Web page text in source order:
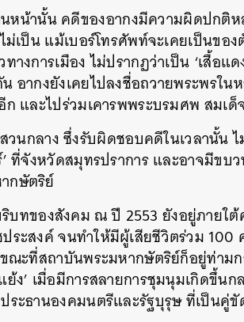
น้านั้น คดีของอากงมีความผิดปกติห
ม่เป็น แม้เบอร์โทรศัพท์จะเคยเป็นขอ
างการเมือง ไม่ปรากฏว่าเป็น ‘เสื้อแ
อากงยังเคยไปลงชื่อถวายพระพรใ
ก และไปร่วมเคารพพระบรมศพ สม
นกลาง ซึ่งรับผิดชอบคดีในเวลานั้น ไ
ที่จังหวัดสมุทรปราการ และอาจมีขบ
กษัตริย์
บทของสังคม ณ ปี 2553 ยังอยู่ภายใ
ระสงค์ จนทำให้มีผู้เสียชีวิตร่วม
ณะที่สถาบันพระมหากษัตริย์ก็อยู่ท่าม
ง’ เมื่อมีการสลายการชุมนุมเกิดขึ้น
ะธานองคมนตรีและรัฐบุรุษ ที่เป็นคู่